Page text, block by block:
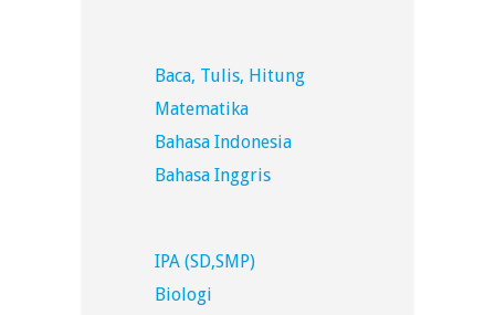
Baca, Tulis, Hitung
Matematika
Bahasa Indonesia
Bahasa Inggris
IPA (SD,SMP)
Biologi